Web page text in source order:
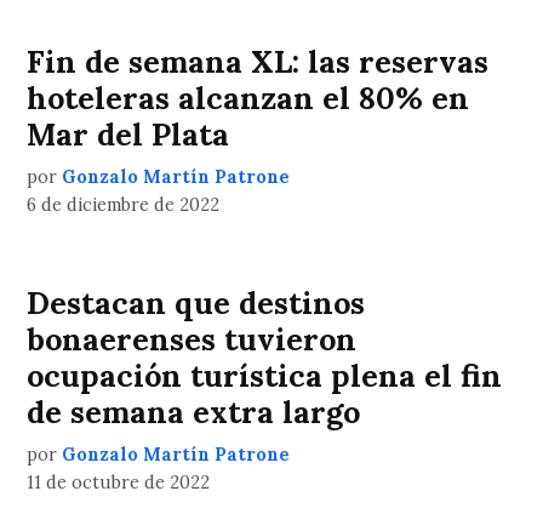
Fin de semana XL: las reservas
hoteleras alcanzan el 80% en
Mar del Plata
por Gonzalo Martín Patrone
6 de diciembre de 2022
Destacan que destinos
bonaerenses tuvieron
ocupación turística plena el fin
de semana extra largo
por Gonzalo Martín Patrone
11 de octubre de 2022